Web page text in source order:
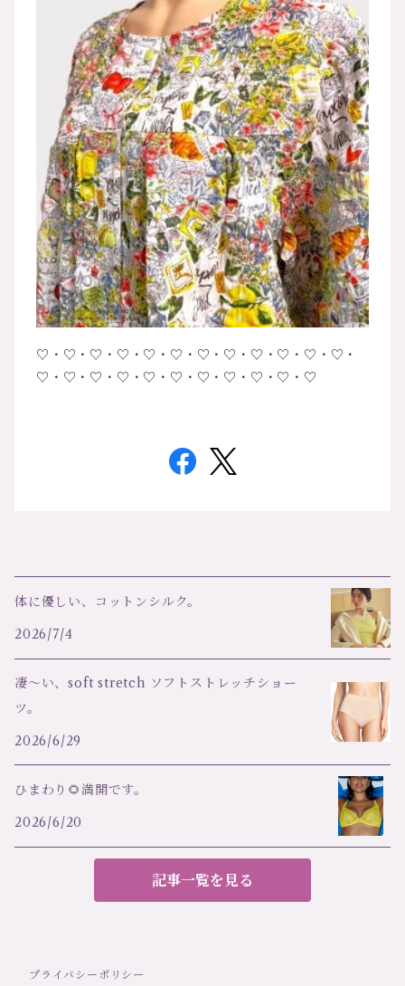
♡・♡・♡・♡・♡・♡・♡・♡・♡・♡・♡・♡・
♡・♡・♡・♡・♡・♡・♡・♡・♡・♡・♡
体に優しい、コットンシルク。
2026/7/4
凄～い、soft stretch ソフトストレッチショー
ツ。
2026/6/29
ひまわり🌻満開です。
2026/6/20
記事一覧を見る
プライバシーポリシー